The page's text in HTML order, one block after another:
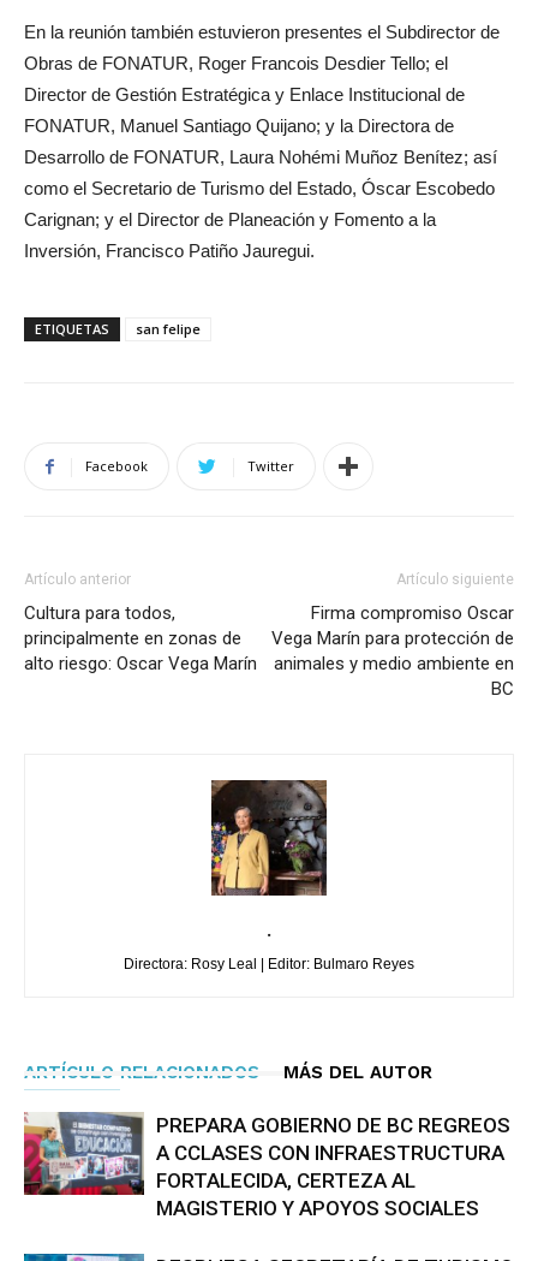
En la reunión también estuvieron presentes el Subdirector de
Obras de FONATUR, Roger Francois Desdier Tello; el
Director de Gestión Estratégica y Enlace Institucional de
FONATUR, Manuel Santiago Quijano; y la Directora de
Desarrollo de FONATUR, Laura Nohémi Muñoz Benítez; así
como el Secretario de Turismo del Estado, Óscar Escobedo
Carignan; y el Director de Planeación y Fomento a la
Inversión, Francisco Patiño Jauregui.
ETIQUETAS san felipe
Facebook Twitter
Artículo anterior
Cultura para todos,
principalmente en zonas de
alto riesgo: Oscar Vega Marín
Artículo siguiente
Firma compromiso Oscar
Vega Marín para protección de
animales y medio ambiente en
BC
.
Directora: Rosy Leal | Editor: Bulmaro Reyes
ARTÍCULO RELACIONADOS MÁS DEL AUTOR
PREPARA GOBIERNO DE BC REGREOS
A CCLASES CON INFRAESTRUCTURA
FORTALECIDA, CERTEZA AL
MAGISTERIO Y APOYOS SOCIALES